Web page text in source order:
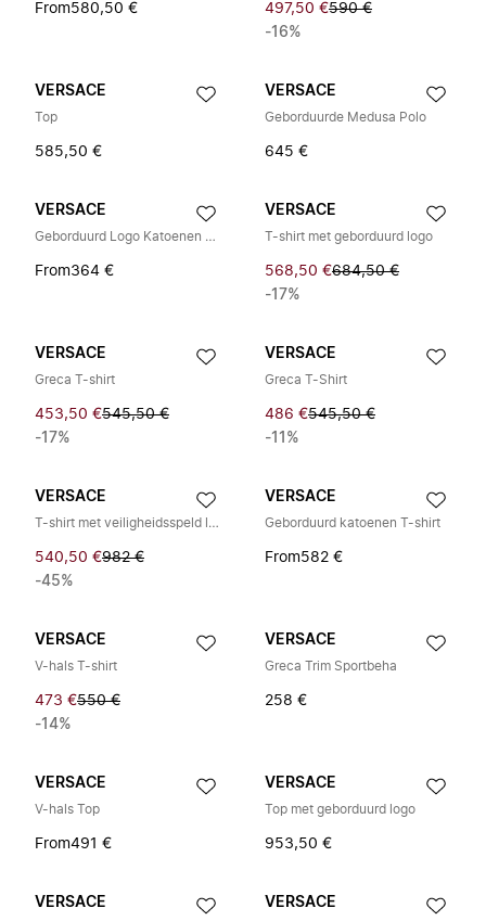
From580,50 € 497,50 €590 €
-16%
VERSACE
Top
585,50 €
VERSACE
Geborduurde Medusa Polo
645 €
VERSACE
Geborduurd Logo Katoenen Jersey Tanktop
From364 €
VERSACE
T-shirt met geborduurd logo
568,50 €684,50 €
-17%
VERSACE
Greca T-shirt
453,50 €545,50 €
-17%
VERSACE
Greca T-Shirt
486 €545,50 €
-11%
VERSACE
T-shirt met veiligheidsspeld logo
540,50 €982 €
-45%
VERSACE
Geborduurd katoenen T-shirt
From582 €
VERSACE
V-hals T-shirt
473 €550 €
-14%
VERSACE
Greca Trim Sportbeha
258 €
VERSACE
V-hals Top
From491 €
VERSACE
Top met geborduurd logo
953,50 €
VERSACE VERSACE